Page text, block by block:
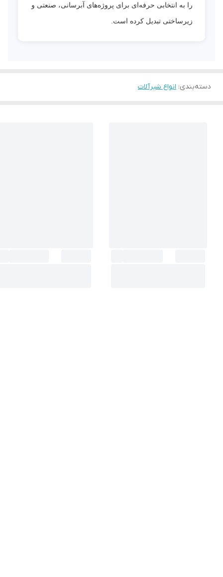
را به انتخابی حرفه‌ای برای پروژه‌های آبرسانی، صنعتی و
زیرساختی تبدیل کرده است.
دسته‌بندی: انواع شیرآلات